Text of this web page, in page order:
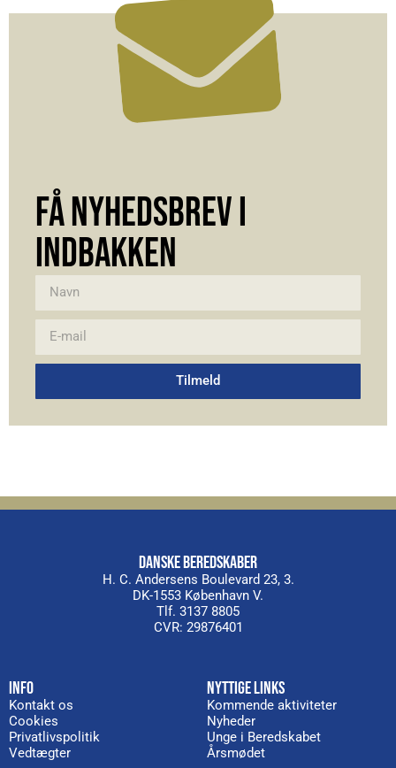
FÅ NYHEDSBREV I
INDBAKKEN
Tilmeld
DANSKE BEREDSKABER
H. C. Andersens Boulevard 23, 3.
DK-1553 København V.
Tlf. 3137 8805
CVR: 29876401
INFO
Kontakt os
Cookies
Privatlivspolitik
Vedtægter
NYTTIGE LINKS
Kommende aktiviteter
Nyheder
Unge i Beredskabet
Årsmødet